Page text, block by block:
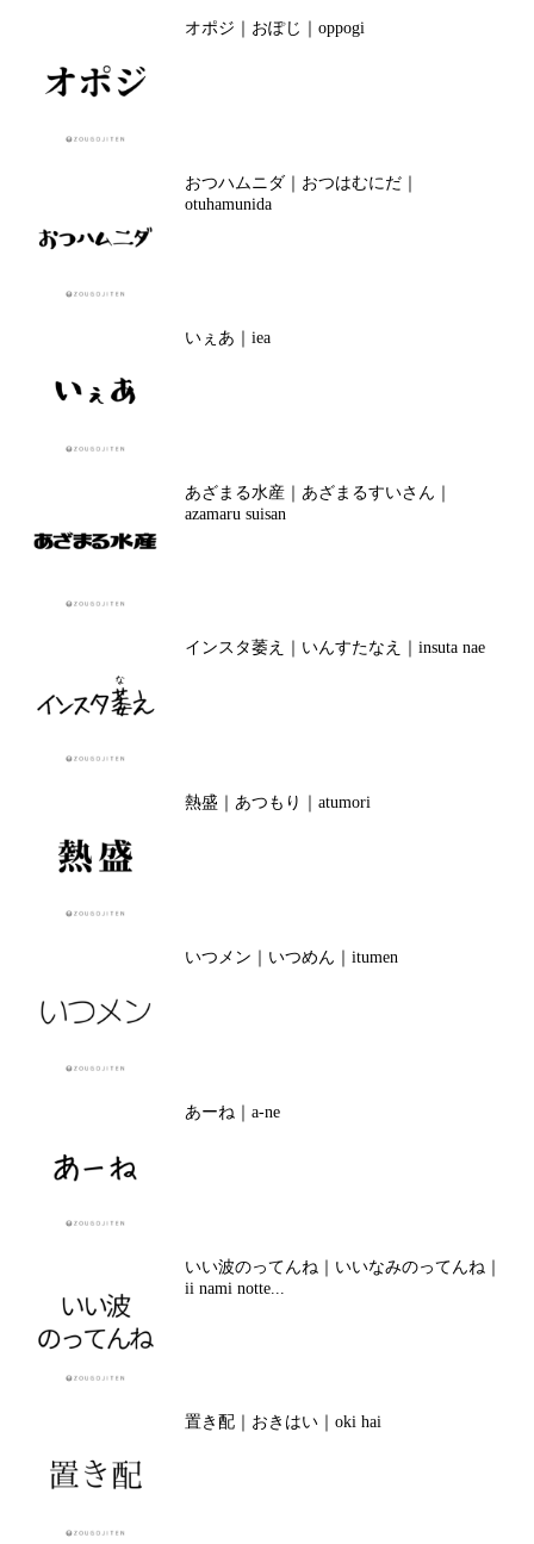
オポジ｜おぽじ｜oppogi
おつハムニダ｜おつはむにだ｜
otuhamunida
いぇあ｜iea
あざまる水産｜あざまるすいさん｜
azamaru suisan
インスタ萎え｜いんすたなえ｜insuta nae
熱盛｜あつもり｜atumori
いつメン｜いつめん｜itumen
あーね｜a-ne
いい波のってんね｜いいなみのってんね｜
ii nami notte...
置き配｜おきはい｜oki hai